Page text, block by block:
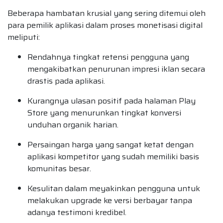
Beberapa hambatan krusial yang sering ditemui oleh
para pemilik aplikasi dalam proses monetisasi digital
meliputi:
Rendahnya tingkat retensi pengguna yang
mengakibatkan penurunan impresi iklan secara
drastis pada aplikasi.
Kurangnya ulasan positif pada halaman Play
Store yang menurunkan tingkat konversi
unduhan organik harian.
Persaingan harga yang sangat ketat dengan
aplikasi kompetitor yang sudah memiliki basis
komunitas besar.
Kesulitan dalam meyakinkan pengguna untuk
melakukan upgrade ke versi berbayar tanpa
adanya testimoni kredibel.